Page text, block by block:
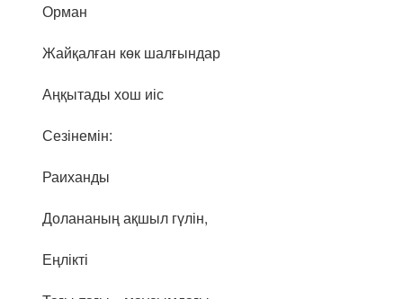
Орман
Жайқалған көк шалғындар
Аңқытады хош иіс
Сезінемін:
Раиханды
Долананың ақшыл гүлін,
Еңлікті